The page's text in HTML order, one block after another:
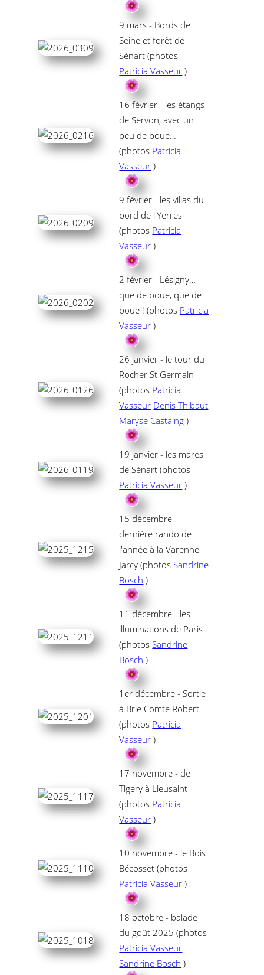
9 mars - Bords de
Seine et forêt de
Sénart (photos
Patricia Vasseur )
16 février - les étangs
de Servon, avec un
peu de boue…
(photos Patricia
Vasseur )
9 février - les villas du
bord de l'Yerres
(photos Patricia
Vasseur )
2 février - Lésigny…
que de boue, que de
boue ! (photos Patricia
Vasseur )
26 janvier - le tour du
Rocher St Germain
(photos Patricia
Vasseur Denis Thibaut
Maryse Castaing )
19 janvier - les mares
de Sénart (photos
Patricia Vasseur )
15 décembre -
dernière rando de
l'année à la Varenne
Jarcy (photosSandrine
Bosch )
11 décembre - les
illuminations de Paris
(photosSandrine
Bosch )
1er décembre - Sortie
à Brie Comte Robert
(photos Patricia
Vasseur )
17 novembre - de
Tigery à Lieusaint
(photos Patricia
Vasseur )
10 novembre - le Bois
Bécosset (photos
Patricia Vasseur )
18 octobre - balade
du goût 2025 (photos
Patricia Vasseur
Sandrine Bosch )